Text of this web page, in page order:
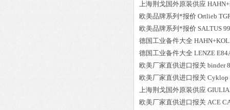
上海荆戈国外原装供应
欧美品牌系列*报价 Ortlieb
欧美品牌系列*报价 SALTUS
德国工业备件大全
德国工业备件大全 LENZE
欧美厂家直供进口报关 binder
欧美厂家直供进口报关 Cyklop
上海荆戈国外原装供应
欧美厂家直供进口报关 ACE